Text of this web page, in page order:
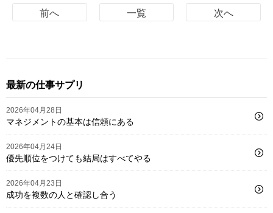
前へ 一覧 次へ
最新の仕事サプリ
2026年04月28日
マネジメントの基本は信頼にある
2026年04月24日
優先順位をつけても結局はすべてやる
2026年04月23日
成功を複数の人と確認し合う